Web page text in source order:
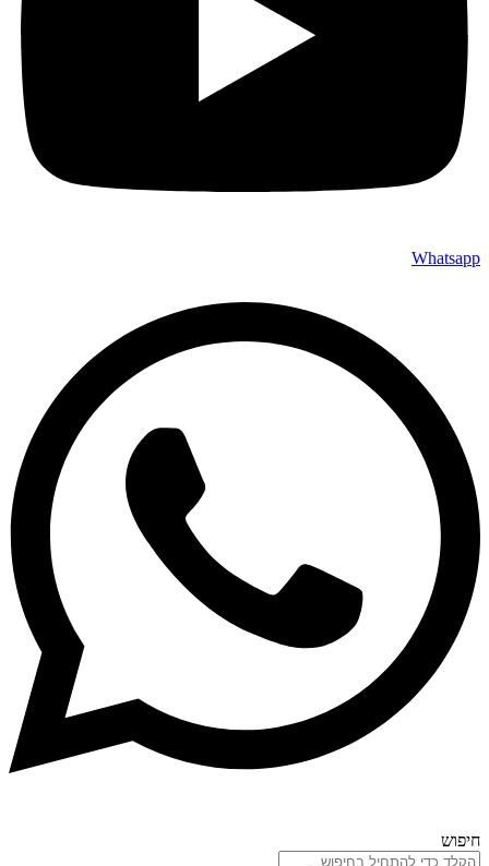
Whatsapp
חיפוש